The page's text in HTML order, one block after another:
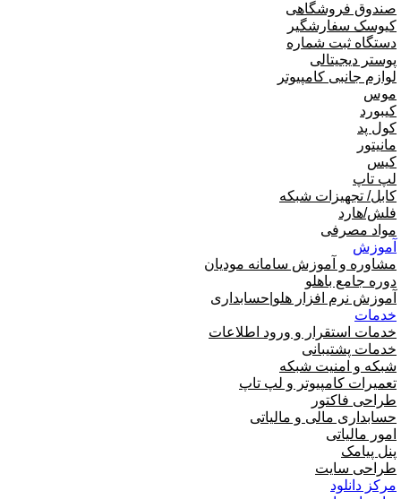
صندوق فروشگاهی
کیوسک سفارشگیر
دستگاه ثبت شماره
پوستر دیجیتالی
لوازم جانبی کامپیوتر
موس
کیبورد
کول پد
مانیتور
کیس
لپ تاپ
کابل/ تجهیزات شبکه
فلش/هارد
مواد مصرفی
آموزش
مشاوره و آموزش سامانه مودیان
دوره جامع باهلو
آموزش نرم افزار هلو|حسابداری
خدمات
خدمات استقرار و ورود اطلاعات
خدمات پشتیبانی
شبکه و امنیت شبکه
تعمیرات کامپیوتر و لپ تاپ
طراحی فاکتور
حسابداری مالی و مالیاتی
امور مالیاتی
پنل پیامک
طراحی سایت
مرکز دانلود